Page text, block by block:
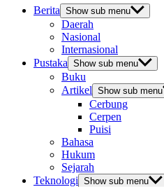
Berita Show sub menu
Daerah
Nasional
Internasional
Pustaka Show sub menu
Buku
Artikel Show sub menu
Cerbung
Cerpen
Puisi
Bahasa
Hukum
Sejarah
Teknologi Show sub menu